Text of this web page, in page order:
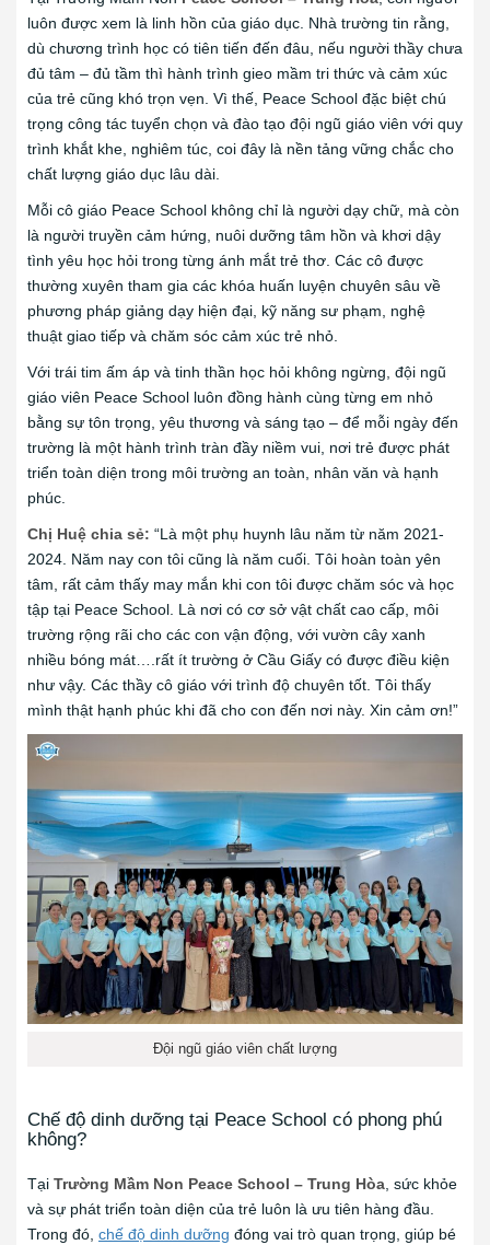
luôn được xem là linh hồn của giáo dục. Nhà trường tin rằng,
dù chương trình học có tiên tiến đến đâu, nếu người thầy chưa
đủ tâm – đủ tầm thì hành trình gieo mầm tri thức và cảm xúc
của trẻ cũng khó trọn vẹn. Vì thế, Peace School đặc biệt chú
trọng công tác tuyển chọn và đào tạo đội ngũ giáo viên với quy
trình khắt khe, nghiêm túc, coi đây là nền tảng vững chắc cho
chất lượng giáo dục lâu dài.
Mỗi cô giáo Peace School không chỉ là người dạy chữ, mà còn
là người truyền cảm hứng, nuôi dưỡng tâm hồn và khơi dậy
tình yêu học hỏi trong từng ánh mắt trẻ thơ. Các cô được
thường xuyên tham gia các khóa huấn luyện chuyên sâu về
phương pháp giảng dạy hiện đại, kỹ năng sư phạm, nghệ
thuật giao tiếp và chăm sóc cảm xúc trẻ nhỏ.
Với trái tim ấm áp và tinh thần học hỏi không ngừng, đội ngũ
giáo viên Peace School luôn đồng hành cùng từng em nhỏ
bằng sự tôn trọng, yêu thương và sáng tạo – để mỗi ngày đến
trường là một hành trình tràn đầy niềm vui, nơi trẻ được phát
triển toàn diện trong môi trường an toàn, nhân văn và hạnh
phúc.
Chị Huệ chia sẻ: “Là một phụ huynh lâu năm từ năm 2021-
2024. Năm nay con tôi cũng là năm cuối. Tôi hoàn toàn yên
tâm, rất cảm thấy may mắn khi con tôi được chăm sóc và học
tập tại Peace School. Là nơi có cơ sở vật chất cao cấp, môi
trường rộng rãi cho các con vận động, với vườn cây xanh
nhiều bóng mát….rất ít trường ở Cầu Giấy có được điều kiện
như vậy. Các thầy cô giáo với trình độ chuyên tốt. Tôi thấy
mình thật hạnh phúc khi đã cho con đến nơi này. Xin cảm ơn!”
Đội ngũ giáo viên chất lượng
Chế độ dinh dưỡng tại Peace School có phong phú
không?
Tại Trường Mầm Non Peace School – Trung Hòa , sức khỏe
và sự phát triển toàn diện của trẻ luôn là ưu tiên hàng đầu.
Trong đó, chế độ dinh dưỡng đóng vai trò quan trọng, giúp bé